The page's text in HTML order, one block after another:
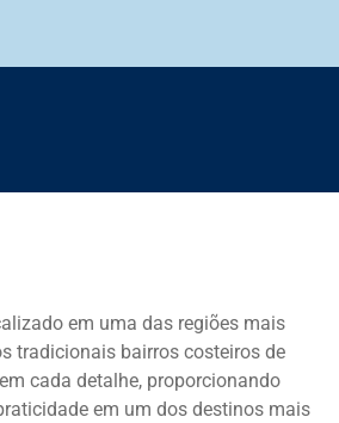
em uma das regiões mais
tradicionais bairros costeiros de
cada detalhe, proporcionando
em um dos destinos mais